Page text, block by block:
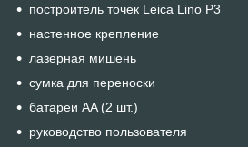
построитель точек Leica Lino P3
настенное крепление
лазерная мишень
сумка для переноски
батареи AA (2 шт.)
руководство пользователя